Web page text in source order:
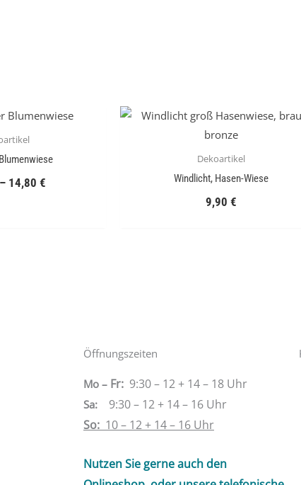
– 14,80 €
Dekoartikel
Windlicht, Hasen-Wiese
9,90 €
Öffnungszeiten
Mo – Fr: 9:30 – 12 + 14 – 18 Uhr
Sa: 9:30 – 12 + 14 – 16 Uhr
So: 10 – 12 + 14 – 16 Uhr
Nutzen Sie gerne auch den